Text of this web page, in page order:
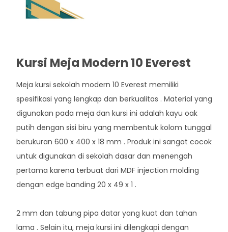
Kursi Meja Modern 10 Everest
Meja kursi sekolah modern 10 Everest memiliki
spesifikasi yang lengkap dan berkualitas . Material yang
digunakan pada meja dan kursi ini adalah kayu oak
putih dengan sisi biru yang membentuk kolom tunggal
berukuran 600 x 400 x 18 mm . Produk ini sangat cocok
untuk digunakan di sekolah dasar dan menengah
pertama karena terbuat dari MDF injection molding
dengan edge banding 20 x 49 x 1 .
2 mm dan tabung pipa datar yang kuat dan tahan
lama . Selain itu, meja kursi ini dilengkapi dengan